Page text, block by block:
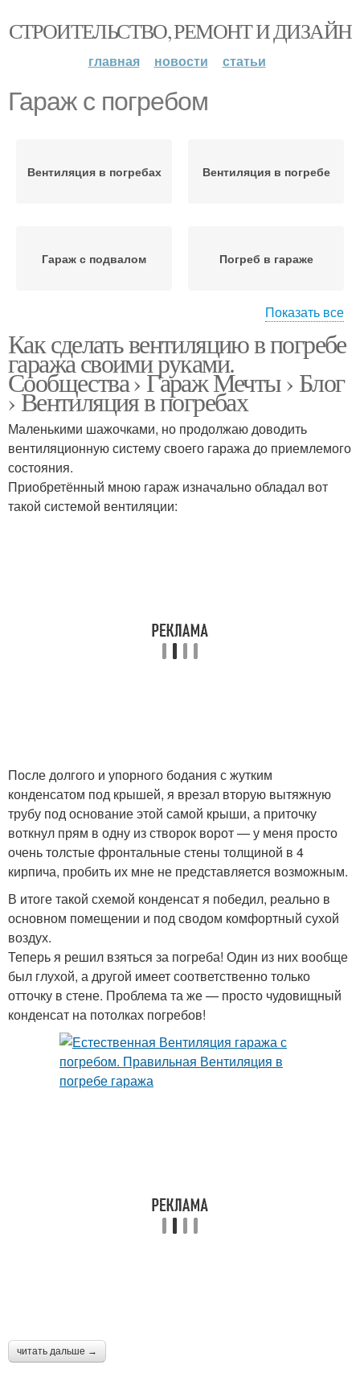
СТРОИТЕЛЬСТВО, РЕМОНТ И ДИЗАЙН
главная новости статьи
Гараж с погребом
Вентиляция в погребах Вентиляция в погребе
Гараж с подвалом Погреб в гараже
Неотапливаемый гараж Вентиляции в погребе
Вентиляция в гараже
Показать все
Как сделать вентиляцию в погребе
гаража своими руками.
Сообщества › Гараж Мечты › Блог
› Вентиляция в погребах
Маленькими шажочками, но продолжаю доводить
вентиляционную систему своего гаража до приемлемого
состояния.
Приобретённый мною гараж изначально обладал вот
такой системой вентиляции:
После долгого и упорного бодания с жутким
конденсатом под крышей, я врезал вторую вытяжную
трубу под основание этой самой крыши, а приточку
воткнул прям в одну из створок ворот — у меня просто
очень толстые фронтальные стены толщиной в 4
кирпича, пробить их мне не представляется возможным.
В итоге такой схемой конденсат я победил, реально в
основном помещении и под сводом комфортный сухой
воздух.
Теперь я решил взяться за погреба! Один из них вообще
был глухой, а другой имеет соответственно только
отточку в стене. Проблема та же — просто чудовищный
конденсат на потолках погребов!
читать дальше →